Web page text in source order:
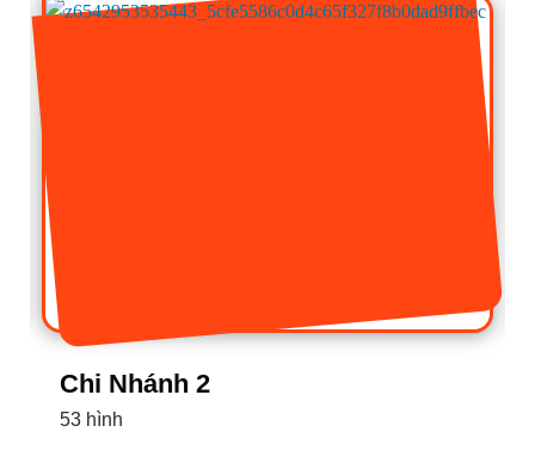
Chi Nhánh 1
16 hình